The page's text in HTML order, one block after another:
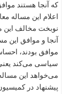
که آنجا هستند
اعلام این مساله
نوبخت مخالف این
آنجا و موافق این
موافق بودند،
سیاسی می‌کند
می‌خواهد این
پیشنهاد در